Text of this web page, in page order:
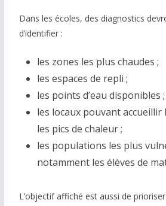
Dans les écoles, des diagnostics
d’identifier :
les zones les plus chaudes ;
les espaces de repli ;
les points d’eau disponibles ;
les locaux pouvant accueillir
les pics de chaleur ;
les populations les plus
notamment les élèves de
L’objectif affiché est aussi de